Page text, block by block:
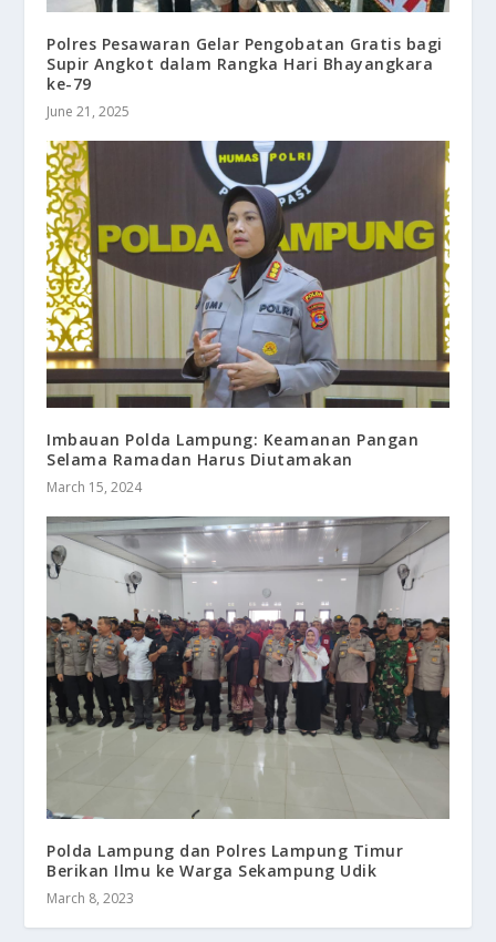
Polres Pesawaran Gelar Pengobatan Gratis bagi
Supir Angkot dalam Rangka Hari Bhayangkara
ke-79
June 21, 2025
Imbauan Polda Lampung: Keamanan Pangan
Selama Ramadan Harus Diutamakan
March 15, 2024
Polda Lampung dan Polres Lampung Timur
Berikan Ilmu ke Warga Sekampung Udik
March 8, 2023